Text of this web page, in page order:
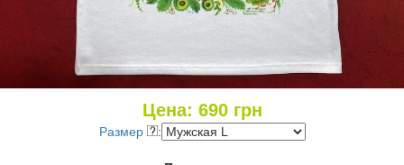
Цена: 690грн
Размер :